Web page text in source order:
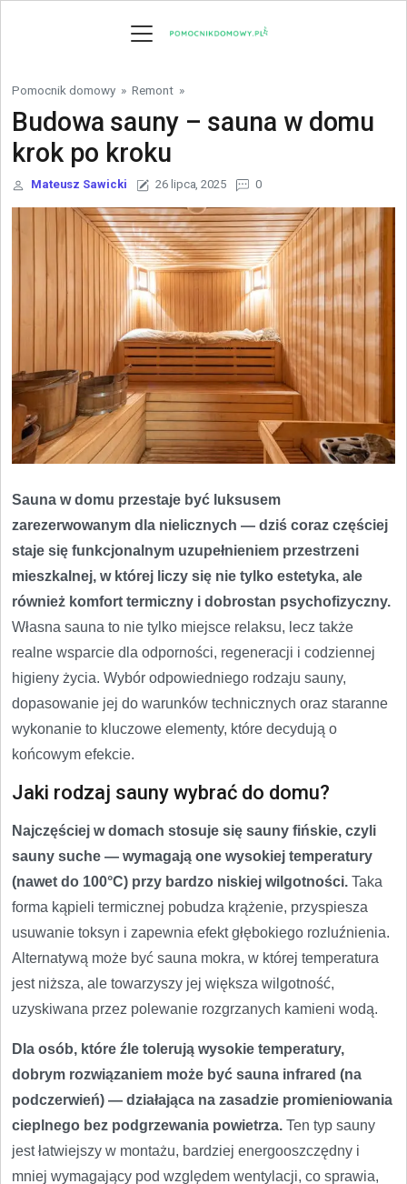
Pomocnik domowy » Remont »
Budowa sauny – sauna w domu
krok po kroku
Mateusz Sawicki 26 lipca, 2025 0
Sauna w domu przestaje być luksusem
zarezerwowanym dla nielicznych — dziś coraz częściej
staje się funkcjonalnym uzupełnieniem przestrzeni
mieszkalnej, w której liczy się nie tylko estetyka, ale
również komfort termiczny i dobrostan psychofizyczny.
Własna sauna to nie tylko miejsce relaksu, lecz także
realne wsparcie dla odporności, regeneracji i codziennej
higieny życia. Wybór odpowiedniego rodzaju sauny,
dopasowanie jej do warunków technicznych oraz staranne
wykonanie to kluczowe elementy, które decydują o
końcowym efekcie.
Jaki rodzaj sauny wybrać do domu?
Najczęściej w domach stosuje się sauny fińskie, czyli
sauny suche — wymagają one wysokiej temperatury
(nawet do 100°C) przy bardzo niskiej wilgotności. Taka
forma kąpieli termicznej pobudza krążenie, przyspiesza
usuwanie toksyn i zapewnia efekt głębokiego rozluźnienia.
Alternatywą może być sauna mokra, w której temperatura
jest niższa, ale towarzyszy jej większa wilgotność,
uzyskiwana przez polewanie rozgrzanych kamieni wodą.
Dla osób, które źle tolerują wysokie temperatury,
dobrym rozwiązaniem może być sauna infrared (na
podczerwień) — działająca na zasadzie promieniowania
cieplnego bez podgrzewania powietrza. Ten typ sauny
jest łatwiejszy w montażu, bardziej energooszczędny i
mniej wymagający pod względem wentylacji, co sprawia,